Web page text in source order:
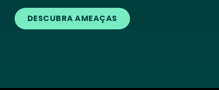
DESCUBRA AMEAÇAS